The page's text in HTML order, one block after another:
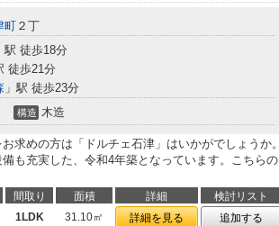
町 ２丁
駅 徒歩18分
徒歩21分
」駅 徒歩23分
構造 木造
求めの方は「ドルチェ石津」はいかがでしょうか。
も充実した、令和4年築となっています。こちらの
間取り 面積 詳細
検討リスト
1LDK 31.10㎡ 詳細を見る 追加する